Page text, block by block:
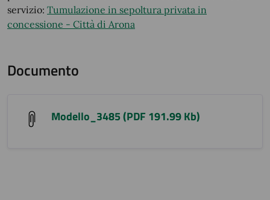
servizio: Tumulazione in sepoltura privata in
concessione - Città di Arona
Documento
Modello_3485 (PDF 191.99 Kb)